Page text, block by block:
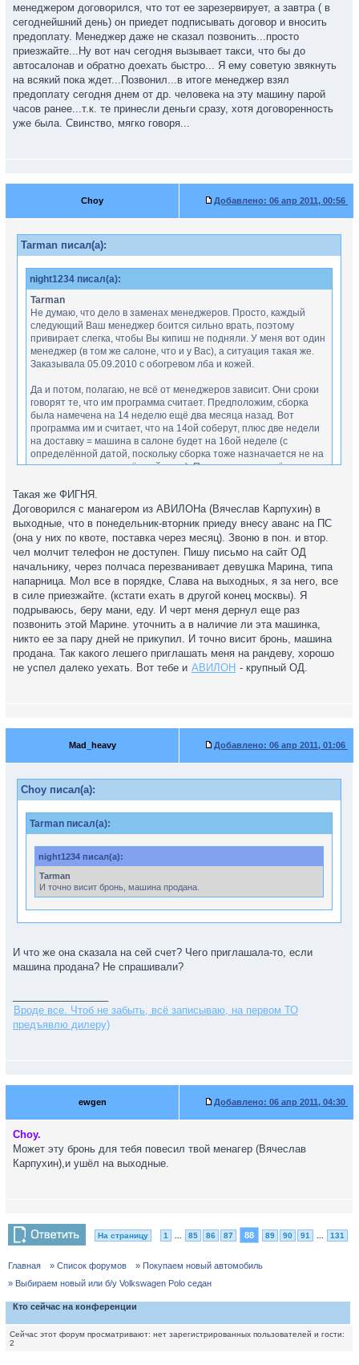
менеджером договорился, что тот ее зарезервирует, а завтра ( в
сегоднейшний день) он приедет подписывать договор и вносить
предоплату. Менеджер даже не сказал позвонить...просто
приезжайте...Ну вот нач сегодня вызывает такси, что бы до
автосалонав и обратно доехать быстро... Я ему советую звякнуть
на всякий пока ждет...Позвонил...в итоге менеджер взял
предоплату сегодня днем от др. человека на эту машину парой
часов ранее...т.к. те принесли деньги сразу, хотя договоренность
уже была. Свинство, мягко говоря...
Choy Добавлено: 06 апр 2011, 00:56
Tarman писал(а):
night1234 писал(а):
Tarman
Не думаю, что дело в заменах менеджеров. Просто, каждый
следующий Ваш менеджер боится сильно врать, поэтому
привирает слегка, чтобы Вы кипиш не подняли. У меня вот один
менеджер (в том же салоне, что и у Вас), а ситуация такая же.
Заказывала 05.09.2010 с обогревом лба и кожей.
Да и потом, полагаю, не всё от менеджеров зависит. Они сроки
говорят те, что им программа считает. Предположим, сборка
была намечена на 14 неделю ещё два месяца назад. Вот
программа им и считает, что на 14ой соберут, плюс две недели
на доставку = машина в салоне будет на 16ой неделе (с
определённой датой, поскольку сборка тоже назначается не на
неделю, а на определённый день). Потом по определённым
комплектующих, не прошли договора, не привезли заказанные
допы, заболел вахтёр с ключами от цеха и проч (утрирую, но
смысл ясен)... так вот, по каким-то причинам производство
задержали, но в программу изменения ещё не внесли. Когда
внесут, естественно, программа автоматически рассчитает уже
другие сроки прибытия авто в салон.
Всё ИМХО.
Да может Вы и правы) Просто пока жду и начитался всякого, и
наслушался...теперь всюду мерещатся заговоры менеджеров
против клиентов для своей фин. выгоды...
Сегодня вот пример был. На работе начальник собирается
брать новую астру хэтч. Вчера обзвонил несколько салонов и в
одном предложение его устроило...почти полная комплектация
в мае. С менеджером договорился, что тот ее зарезервирует, а
завтра ( в сегоднейшний день) он приедет подписывать договор
и вносить предоплату. Менеджер даже не сказал
позвонить...просто приезжайте...Ну вот нач сегодня вызывает
эту машину парой часов ранее...т.к. те принесли деньги сразу,
хотя договоренность уже была. Свинство, мягко говоря...
Такая же ФИГНЯ.
Договорился с манагером из АВИЛОНа (Вячеслав Карпухин) в
выходные, что в понедельник-вторник приеду внесу аванс на ПС
(она у них по квоте, поставка через месяц). Звоню в пон. и втор.
чел молчит телефон не доступен. Пишу письмо на сайт ОД
начальнику, через полчаса перезванивает девушка Марина, типа
напарница. Мол все в порядке, Слава на выходных, я за него, все
в силе приезжайте. (кстати ехать в другой конец москвы). Я
подрываюсь, беру мани, еду. И черт меня дернул еще раз
позвонить этой Марине. уточнить а в наличие ли эта машинка,
никто ее за пару дней не прикупил. И точно висит бронь, машина
продана. Так какого лешего приглашать меня на рандеву, хорошо
не успел далеко уехать. Вот тебе и АВИЛОН - крупный ОД.
Mad_heavy Добавлено: 06 апр 2011, 01:06
Choy писал(а):
Tarman писал(а):
night1234 писал(а):
Tarman
И точно висит бронь, машина продана.
И что же она сказала на сей счет? Чего приглашала-то, если
машина продана? Не спрашивали?
Вроде все. Чтоб не забыть, всё записываю, на первом ТО
предъявлю дилеру)
ewgen Добавлено: 06 апр 2011, 04:30
Choy.
Может эту бронь для тебя повесил твой менагер (Вячеслав
Карпухин),и ушёл на выходные.
На страницу 1 85 86 87 88 89 90 91 131
Главная » Список форумов
» Покупаем новый автомобиль
» Выбираем новый или б/у Volkswagen Polo седан
Кто сейчас на конференции
Сейчас этот форум просматривают: нет зарегистрированных пользователей и гости:
2